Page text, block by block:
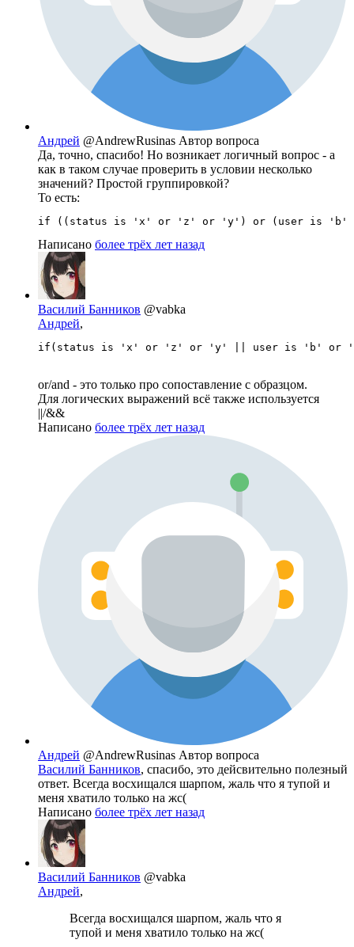
Андрей @AndrewRusinas Автор вопроса
Да, точно, спасибо! Но возникает логичный вопрос - а
как в таком случае проверить в условии несколько
значений? Простой группировкой?
То есть:
if ((status is 'x' or 'z' or 'y') or (user is 'b'
Написано более трёх лет назад
Василий Банников @vabka
Андрей,
if(status is 'x' or 'z' or 'y' || user is 'b' or
or/and - это только про сопоставление с образцом.
Для логических выражений всё также используется
||/&&
Написано более трёх лет назад
Андрей @AndrewRusinas Автор вопроса
Василий Банников, спасибо, это дейсвительно полезный
ответ. Всегда восхищался шарпом, жаль что я тупой и
меня хватило только на жс(
Написано более трёх лет назад
Василий Банников @vabka
Андрей,
Всегда восхищался шарпом, жаль что я
тупой и меня хватило только на жс(